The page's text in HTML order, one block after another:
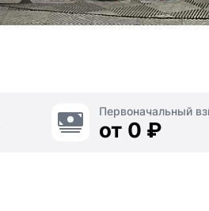
Первоначальный
от 0 ₽